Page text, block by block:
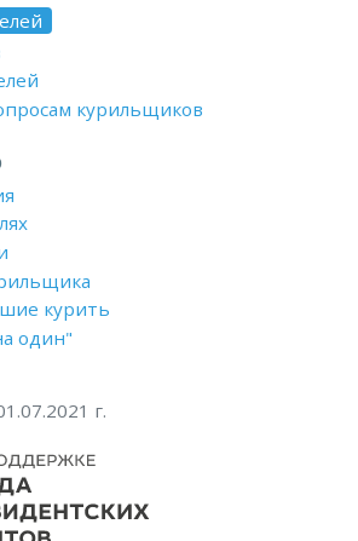
курильщиков
курить
один"
г.